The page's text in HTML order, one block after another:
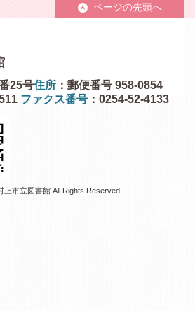
ページの先頭へ
住所 ：郵便番号 958-0854
25号
ファクス番号 ：0254-52-4133
上市立図書館 All Rights Reserved.